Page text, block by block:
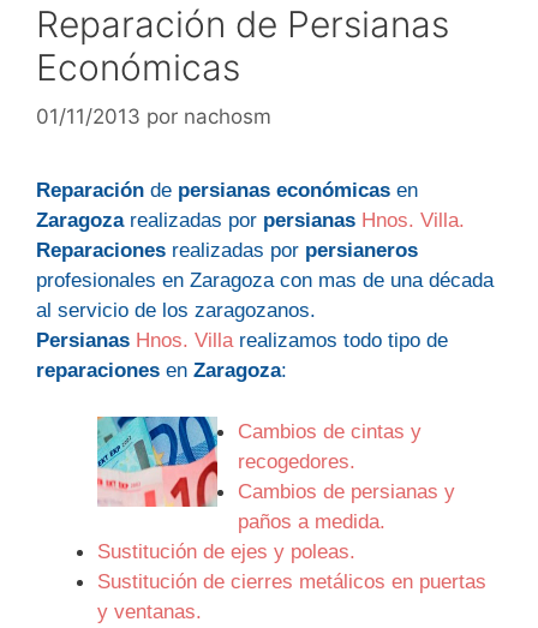
Reparación de Persianas
Económicas
01/11/2013 por nachosm
Reparación de persianas económicas en
Zaragozarealizadas por persianas Hnos. Villa.
Reparaciones realizadas por persianeros
profesionales en Zaragoza con mas de una década
al servicio de los zaragozanos.
Persianas Hnos. Villarealizamos todo tipo de
reparaciones en Zaragoza:
Cambios de cintas y
recogedores.
Cambios de persianas y
paños a medida.
Sustitución de ejes y poleas.
Sustitución de cierres metálicos en puertas
y ventanas.